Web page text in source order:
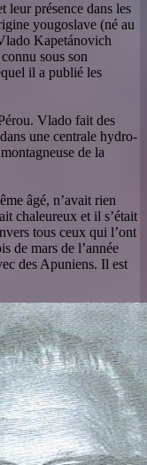
leur présence dans les
yougoslave (né au
Kapetánovich
sous son
il a publié les
Vlado fait des
une centrale hydro-
de la
âgé, n’avait rien
chaleureux et il s’était
tous ceux qui l’ont
de mars de l’année
des Apuniens. Il est